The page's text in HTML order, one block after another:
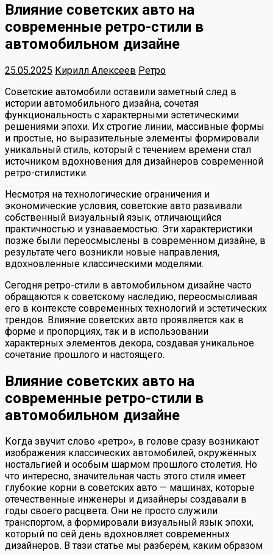
Влияние советских авто на
современные ретро-стили в
автомобильном дизайне
25.05.2025 Кирилл Алексеев Ретро
Советские автомобили оставили заметный след в
истории автомобильного дизайна, сочетая
функциональность с характерными эстетическими
решениями эпохи. Их строгие линии, массивные формы
и простые, но выразительные элементы формировали
уникальный стиль, который с течением времени стал
источником вдохновения для дизайнеров современной
ретро-стилистики.
Несмотря на технологические ограничения и
экономические условия, советские авто развивали
собственный визуальный язык, отличающийся
практичностью и узнаваемостью. Эти характеристики
позже были переосмыслены в современном дизайне, в
результате чего возникли новые направления,
вдохновленные классическими моделями.
Сегодня ретро-стили в автомобильном дизайне часто
обращаются к советскому наследию, переосмысливая
его в контексте современных технологий и эстетических
трендов. Влияние советских авто проявляется как в
форме и пропорциях, так и в использовании
характерных элементов декора, создавая уникальное
сочетание прошлого и настоящего.
Влияние советских авто на
современные ретро-стили в
автомобильном дизайне
Когда звучит слово «ретро», в голове сразу возникают
изображения классических автомобилей, окружённых
ностальгией и особым шармом прошлого столетия. Но
что интересно, значительная часть этого стиля имеет
глубокие корни в советских авто — машинах, которые
отечественные инженеры и дизайнеры создавали в
годы своего расцвета. Они не просто служили
транспортом, а формировали визуальный язык эпохи,
который по сей день вдохновляет современных
дизайнеров. В тази статье мы разберём, каким образом